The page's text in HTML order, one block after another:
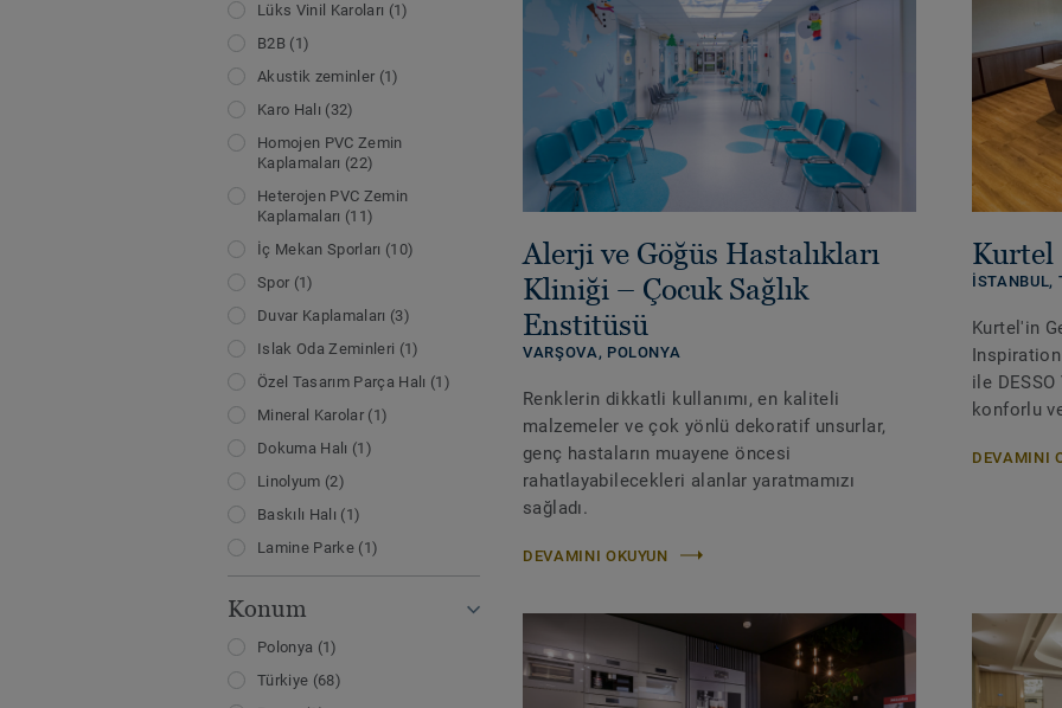
Lüks Vinil Karoları (1)
B2B (1)
Akustik zeminler (1)
Karo Halı (32)
Homojen PVC Zemin
Kaplamaları (22)
Heterojen PVC Zemin
Kaplamaları (11)
İç Mekan Sporları (10)
Spor (1)
Duvar Kaplamaları (3)
Islak Oda Zeminleri (1)
Özel Tasarım Parça Halı (1)
Mineral Karolar(1)
Dokuma Halı (1)
Linolyum (2)
Baskılı Halı (1)
Lamine Parke(1)
Konum
Polonya (1)
Türkiye (68)
Alerji ve Göğüs Hastalıkları
Kliniği – Çocuk Sağlık
Enstitüsü
VARŞOVA, POLONYA
Renklerin dikkatli kullanımı, en kaliteli
malzemeler ve çok yönlü dekoratif unsurlar,
genç hastaların muayene öncesi
rahatlayabilecekleri alanlar yaratmamızı
sağladı.
DEVAMINI OKUYUN
Kurtel
İSTANBUL,
Kurtel'in
ile DESSO
konforlu
DEVAMINI